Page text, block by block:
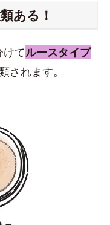
ある！
てルースタイプ
されます。